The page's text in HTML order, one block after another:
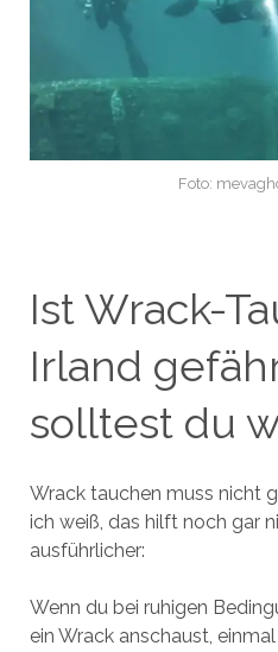
Foto:
Ist Wrack-
Irland
solltest du
Wrack tauchen muss nicht
ich weiß, das hilft noch gar
ausführlicher:
Wenn du bei ruhigen
ein Wrack anschaust,